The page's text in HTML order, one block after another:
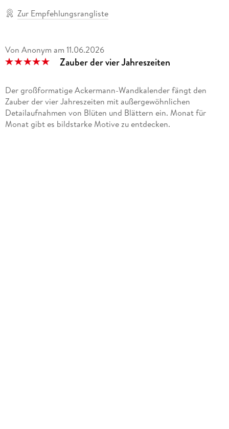
Zur Empfehlungsrangliste
Von Anonym am 11.06.2026
Zauber der vier Jahreszeiten
Der großformatige Ackermann-Wandkalender fängt den
Zauber der vier Jahreszeiten mit außergewöhnlichen
Detailaufnahmen von Blüten und Blättern ein. Monat für
Monat gibt es bildstarke Motive zu entdecken.